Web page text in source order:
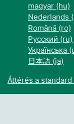
magyar ‎(hu)‎
Nederlands
Română ‎(ro)‎
Русский ‎(ru)‎
Українська
日本語 ‎(ja)‎
Áttérés a